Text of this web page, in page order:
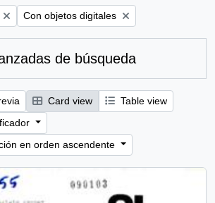
Remove filter:
Con objetos digitales
de búsqueda
Card view
Table view
en orden ascendente